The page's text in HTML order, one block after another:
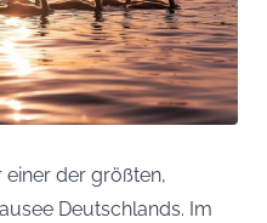
einer der größten,
Deutschlands. Im